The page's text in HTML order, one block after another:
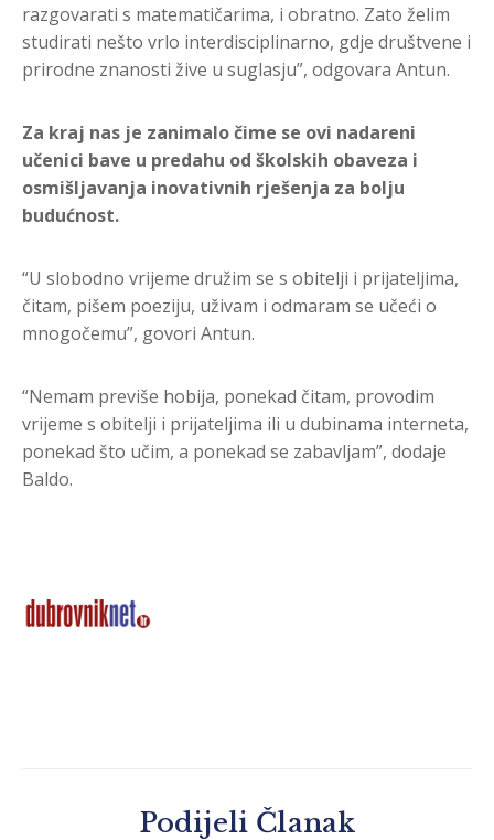
razgovarati s matematičarima, i obratno. Zato želim
studirati nešto vrlo interdisciplinarno, gdje društvene i
prirodne znanosti žive u suglasju”, odgovara Antun.
Za kraj nas je zanimalo čime se ovi nadareni
učenici bave u predahu od školskih obaveza i
osmišljavanja inovativnih rješenja za bolju
budućnost.
“U slobodno vrijeme družim se s obitelji i prijateljima,
čitam, pišem poeziju, uživam i odmaram se učeći o
mnogočemu”, govori Antun.
“Nemam previše hobija, ponekad čitam, provodim
vrijeme s obitelji i prijateljima ili u dubinama interneta,
ponekad što učim, a ponekad se zabavljam”, dodaje
Baldo.
Podijeli Članak